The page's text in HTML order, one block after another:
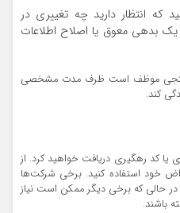
انتظار دارید چه تغییری در
بدهی معوق یا اصلاح اطلاعات
موظف است ظرف مدت مشخصی
کد رهگیری دریافت خواهید کرد. از
خود استفاده کنید. برخی شرکت‌ها
در حالی که برخی دیگر ممکن است نیاز
باشند.